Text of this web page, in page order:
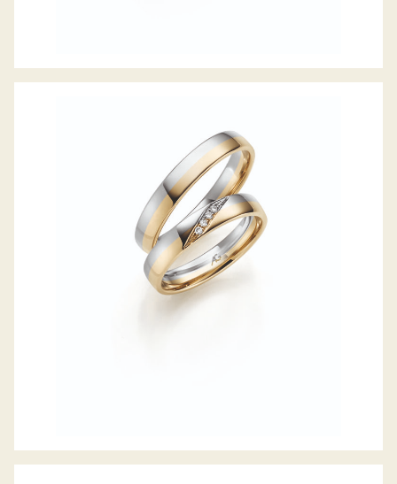
GERSTNER TRAURINGE